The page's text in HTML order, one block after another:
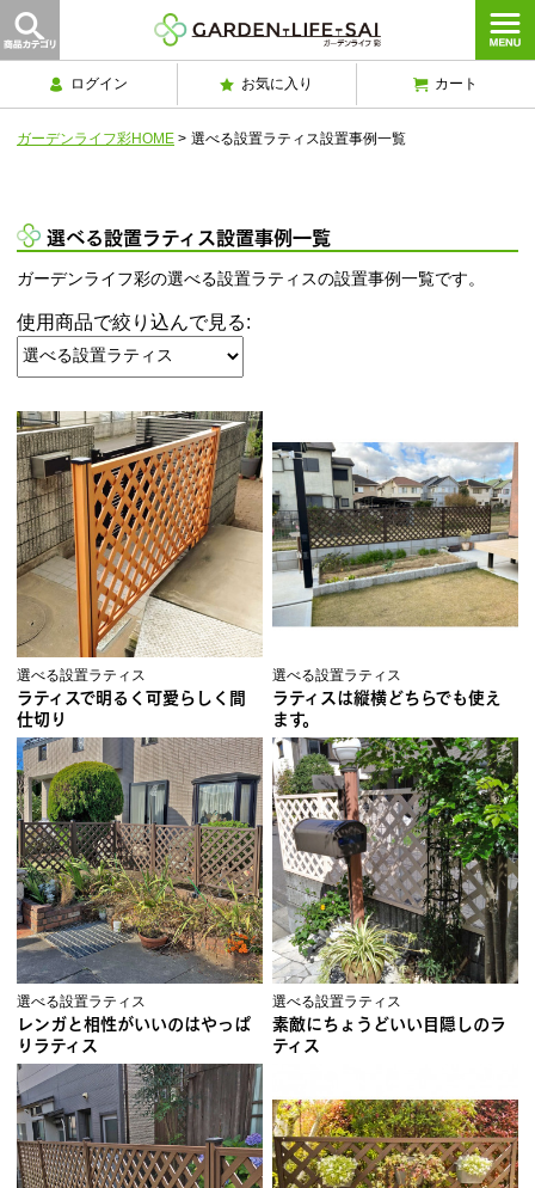
ログイン お気に入り カート
ガーデンライフ彩HOME > 選べる設置ラティス設置事例一覧
選べる設置ラティス設置事例一覧
ガーデンライフ彩の選べる設置ラティスの設置事例一覧です。
使用商品で絞り込んで見る:
選べる設置ラティス
ラティスで明るく可愛らしく間
仕切り
選べる設置ラティス
ラティスは縦横どちらでも使え
ます。
選べる設置ラティス
レンガと相性がいいのはやっぱ
りラティス
選べる設置ラティス
素敵にちょうどいい目隠しのラ
ティス